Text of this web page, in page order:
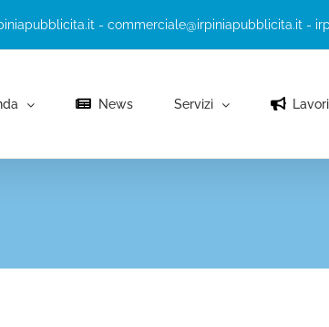
- commerciale@irpiniapubblicita.it -
News Servizi Lavori